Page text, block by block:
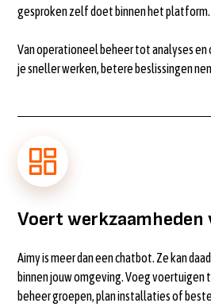
gesproken zelf doet binnen het platform.
Van operationeel beheer tot analyses
je sneller werken, betere beslissingen
Voert werkzaamheden
Aimy is meer dan een chatbot. Ze kan
binnen jouw omgeving. Voeg voertuigen
beheer groepen, plan installaties of